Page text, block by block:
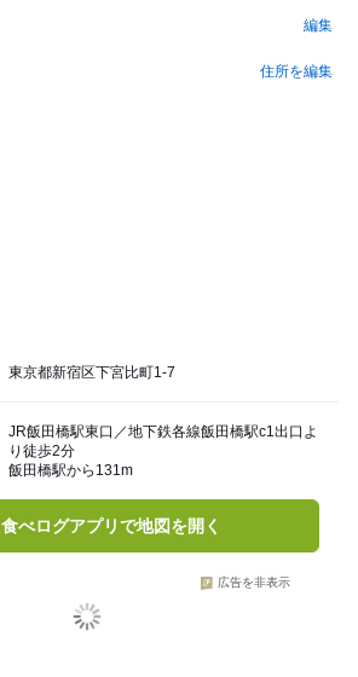
編集
住所を編集
東京都新宿区下宮比町1-7
JR飯田橋駅東口／地下鉄各線飯田橋駅c1出口よ
り徒歩2分
飯田橋駅から131m
食べログアプリで地図を開く
広告を非表示